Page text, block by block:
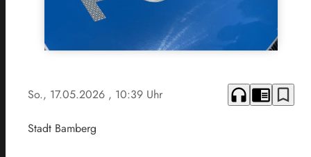
So., 17.05.2026 , 10:39 Uhr headphones chrome_reader_mode bookmark_border
Stadt Bamberg